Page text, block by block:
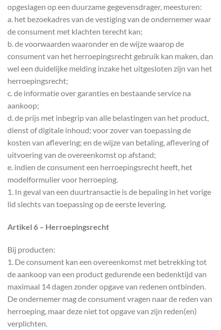
opgeslagen op een duurzame gegevensdrager, meesturen:
a. het bezoekadres van de vestiging van de ondernemer waar
de consument met klachten terecht kan;
b. de voorwaarden waaronder en de wijze waarop de
consument van het herroepingsrecht gebruik kan maken, dan
wel een duidelijke melding inzake het uitgesloten zijn van het
herroepingsrecht;
c. de informatie over garanties en bestaande service na
aankoop;
d. de prijs met inbegrip van alle belastingen van het product,
dienst of digitale inhoud; voor zover van toepassing de
kosten van aflevering; en de wijze van betaling, aflevering of
uitvoering van de overeenkomst op afstand;
e. indien de consument een herroepingsrecht heeft, het
modelformulier voor herroeping.
1. In geval van een duurtransactie is de bepaling in het vorige
lid slechts van toepassing op de eerste levering.
Artikel 6 – Herroepingsrecht
Bij producten:
1. De consument kan een overeenkomst met betrekking tot
de aankoop van een product gedurende een bedenktijd van
maximaal 14 dagen zonder opgave van redenen ontbinden.
De ondernemer mag de consument vragen naar de reden van
herroeping, maar deze niet tot opgave van zijn reden(en)
verplichten.